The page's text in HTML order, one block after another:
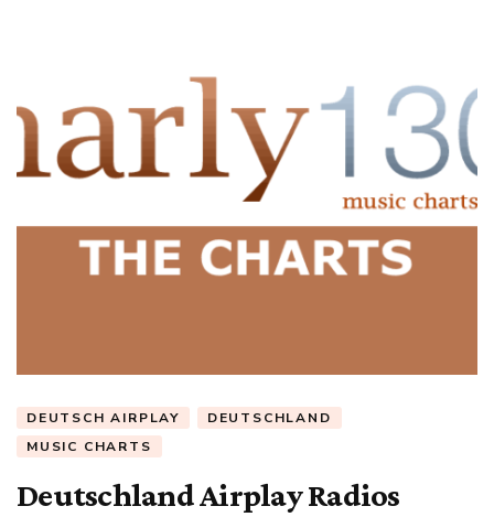
DEUTSCH AIRPLAY
DEUTSCHLAND
MUSIC CHARTS
Deutschland Airplay Radios